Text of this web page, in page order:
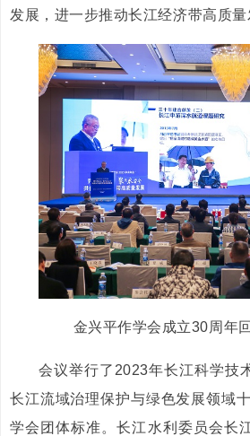
发展，进一步推动长江经济带高质量
金兴平作学会成立30周年
会议举行了2023年长江科学技
长江流域治理保护与绿色发展领域
学会团体标准。长江水利委员会长